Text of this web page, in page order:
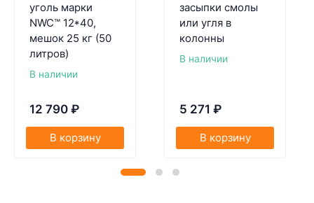
уголь марки
NWC™ 12*40,
мешок 25 кг (50
литров)
В наличии
12 790 ₽
В корзину
засыпки смолы
или угля в
колонны
В наличии
5 271 ₽
В корзину